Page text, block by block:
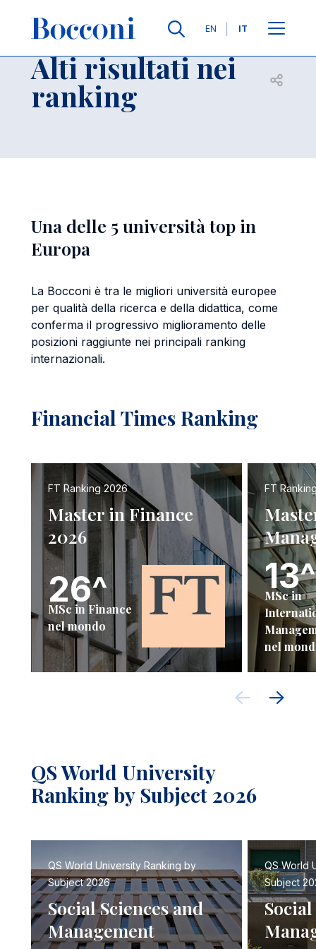
Lingue
EN IT
Briciole di pane
Alti risultati nei
ranking Apri
Una delle 5 università top in
Europa
La Bocconi è tra le migliori università europee
per qualità della ricerca e della didattica, come
conferma il progressivo miglioramento delle
posizioni raggiunte nei principali ranking
internazionali.
Financial Times Ranking
FT Ranking 2026
Master in Finance
2026
26^
MSc in Finance
nel mondo
FT
13^
MSc in
nel
QS World University
Ranking by Subject 2026
QS World University Ranking by
Subject 2026
Social Sciences and
Management
QS World
Subject